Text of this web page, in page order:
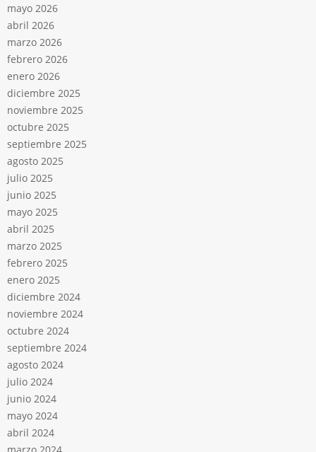
mayo 2026
abril 2026
marzo 2026
febrero 2026
enero 2026
diciembre 2025
noviembre 2025
octubre 2025
septiembre 2025
agosto 2025
julio 2025
junio 2025
mayo 2025
abril 2025
marzo 2025
febrero 2025
enero 2025
diciembre 2024
noviembre 2024
octubre 2024
septiembre 2024
agosto 2024
julio 2024
junio 2024
mayo 2024
abril 2024